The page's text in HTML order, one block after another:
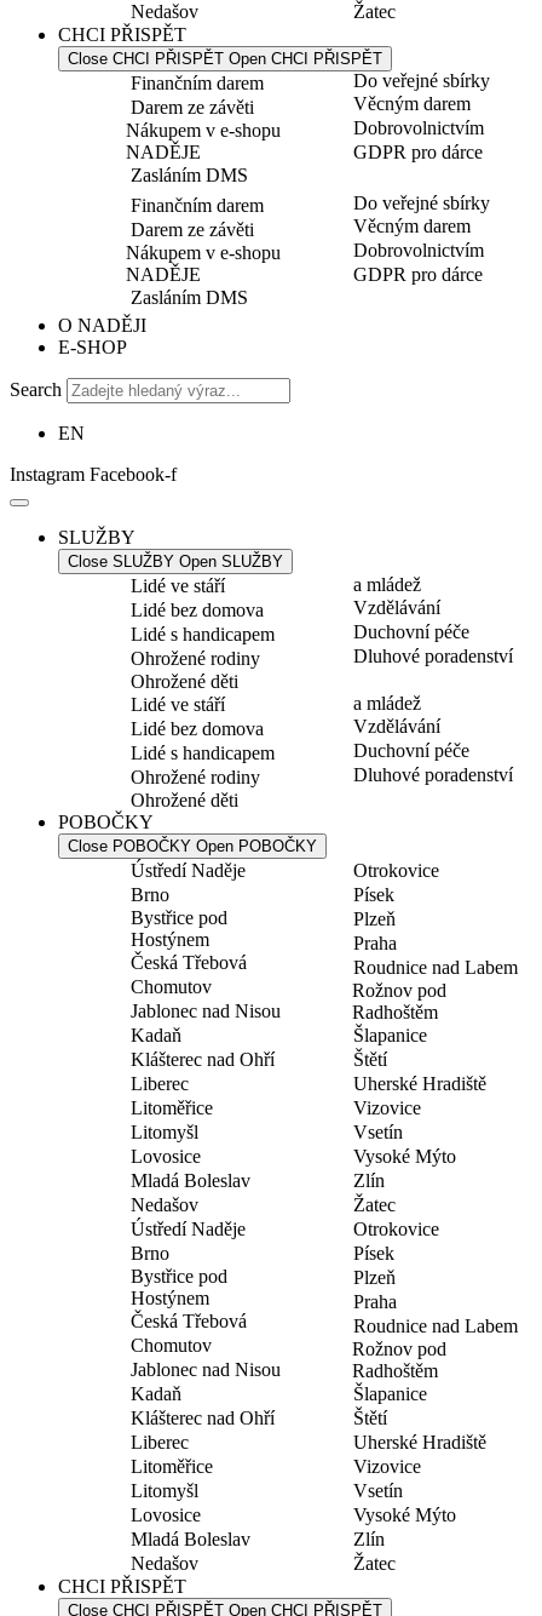
Nedašov
Žatec
CHCI PŘISPĚT
Close CHCI PŘISPĚT Open CHCI PŘISPĚT
Finančním darem
Darem ze závěti
Nákupem v e-shopu
NADĚJE
Zasláním DMS
Do veřejné sbírky
Věcným darem
Dobrovolnictvím
GDPR pro dárce
Finančním darem
Darem ze závěti
Nákupem v e-shopu
NADĚJE
Zasláním DMS
Do veřejné sbírky
Věcným darem
Dobrovolnictvím
GDPR pro dárce
O NADĚJI
E-SHOP
Search
EN
Instagram Facebook-f
SLUŽBY
Close SLUŽBY Open SLUŽBY
Lidé ve stáří
Lidé bez domova
Lidé s handicapem
Ohrožené rodiny
Ohrožené děti
a mládež
Vzdělávání
Duchovní péče
Dluhové poradenství
Lidé ve stáří
Lidé bez domova
Lidé s handicapem
Ohrožené rodiny
Ohrožené děti
a mládež
Vzdělávání
Duchovní péče
Dluhové poradenství
POBOČKY
Close POBOČKY Open POBOČKY
Ústředí Naděje
Brno
Bystřice pod
Hostýnem
Česká Třebová
Chomutov
Jablonec nad Nisou
Kadaň
Klášterec nad Ohří
Liberec
Litoměřice
Litomyšl
Lovosice
Mladá Boleslav
Nedašov
Otrokovice
Písek
Plzeň
Praha
Roudnice nad Labem
Rožnov pod
Radhoštěm
Šlapanice
Štětí
Uherské Hradiště
Vizovice
Vsetín
Vysoké Mýto
Zlín
Žatec
Ústředí Naděje
Brno
Bystřice pod
Hostýnem
Česká Třebová
Chomutov
Jablonec nad Nisou
Kadaň
Klášterec nad Ohří
Liberec
Litoměřice
Litomyšl
Lovosice
Mladá Boleslav
Nedašov
Otrokovice
Písek
Plzeň
Praha
Roudnice nad Labem
Rožnov pod
Radhoštěm
Šlapanice
Štětí
Uherské Hradiště
Vizovice
Vsetín
Vysoké Mýto
Zlín
Žatec
CHCI PŘISPĚT
Close CHCI PŘISPĚT Open CHCI PŘISPĚT